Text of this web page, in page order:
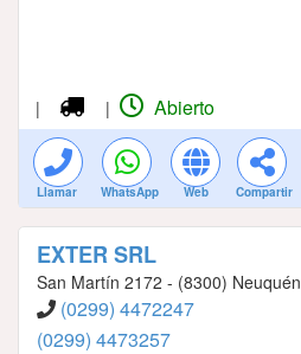
| | Abierto
Llamar WhatsApp Web Compartir
EXTER SRL
San Martín 2172 - (8300) Neuquén
(0299) 4472247
(0299) 4473257